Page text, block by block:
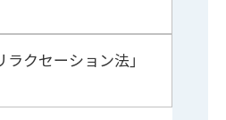
ラクセーション法」